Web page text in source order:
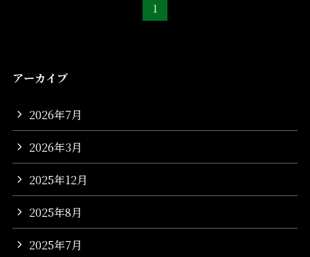
1
アーカイブ
2026年7月
2026年3月
2025年12月
2025年8月
2025年7月